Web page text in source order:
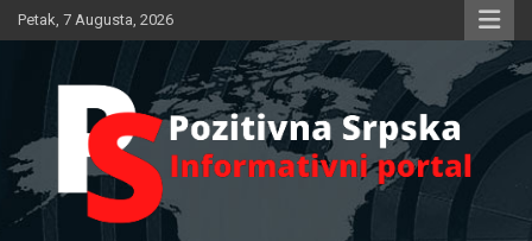
Skip
to
Petak, 7 Augusta, 2026